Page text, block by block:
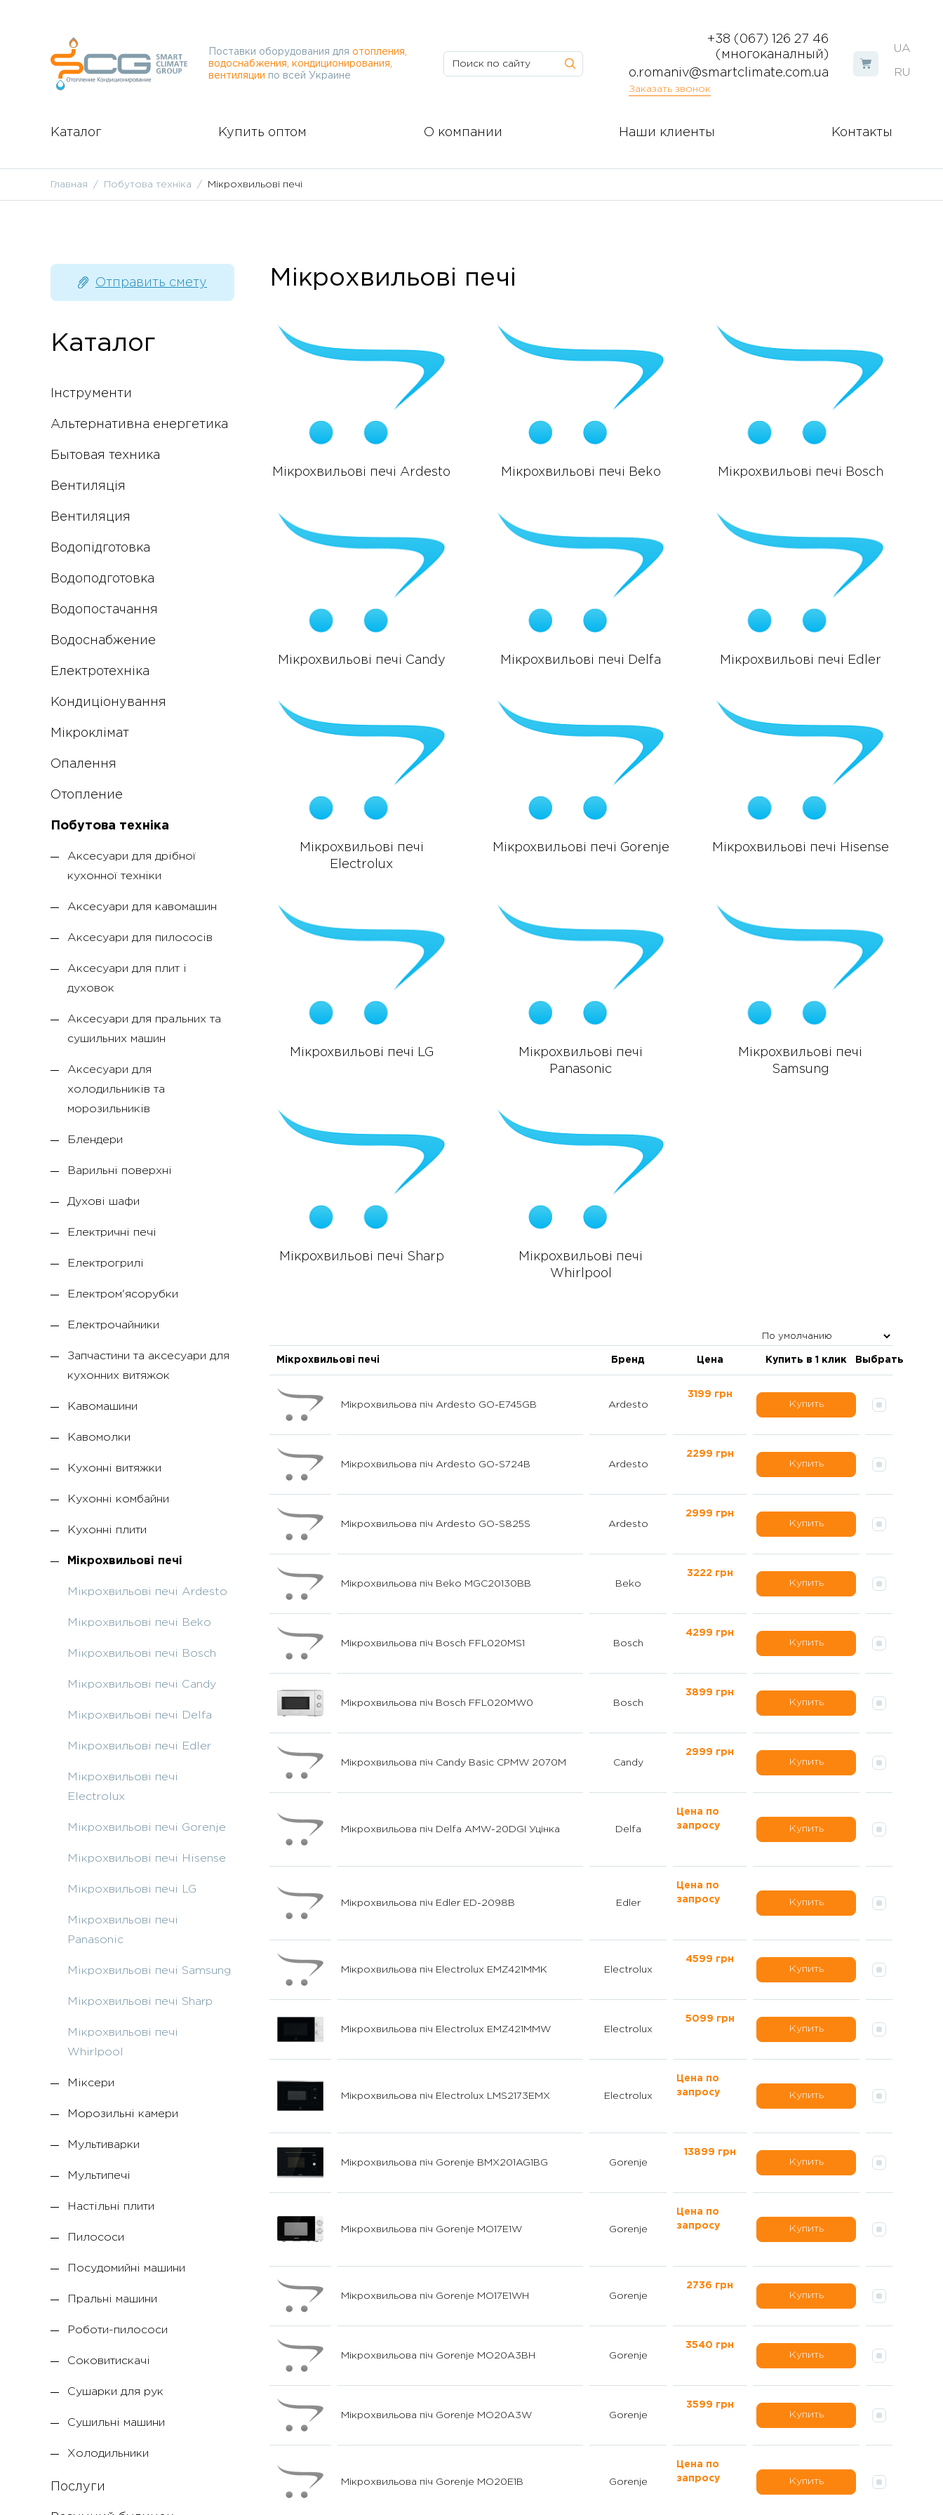
UA
RU
Поставки оборудования для отопления,
водоснабжения, кондиционирования,
вентиляции по всей Украине
+38 (067) 126 27 46
(многоканалный)
o.romaniv@smartclimate.com.ua
Заказать звонок
Каталог Купить оптом О компании Наши клиенты Контакты
Главная Побутова техніка Мікрохвильові печі
Отправить смету
Каталог
Інструменти
Альтернативна енергетика
Бытовая техника
Вентиляція
Вентиляция
Водопідготовка
Водоподготовка
Водопостачання
Водоснабжение
Електротехніка
Кондиціонування
Мікроклімат
Опалення
Отопление
Побутова техніка
Аксесуари для дрібної
кухонної техніки
Аксесуари для кавомашин
Аксесуари для пилососів
Аксесуари для плит і
духовок
Аксесуари для пральних та
сушильних машин
Аксесуари для
холодильників та
морозильників
Блендери
Варильні поверхні
Духові шафи
Електричні печі
Електрогрилі
Електром'ясорубки
Електрочайники
Запчастини та аксесуари для
кухонних витяжок
Кавомашини
Кавомолки
Кухонні витяжки
Кухонні комбайни
Кухонні плити
Мікрохвильові печі
Мікрохвильові печі Ardesto
Мікрохвильові печі Beko
Мікрохвильові печі Bosch
Мікрохвильові печі Candy
Мікрохвильові печі Delfa
Мікрохвильові печі Edler
Мікрохвильові печі
Electrolux
Мікрохвильові печі Gorenje
Мікрохвильові печі Hisense
Мікрохвильові печі LG
Мікрохвильові печі
Panasonic
Мікрохвильові печі Samsung
Мікрохвильові печі Sharp
Мікрохвильові печі
Whirlpool
Міксери
Морозильні камери
Мультиварки
Мультипечі
Настільні плити
Пилососи
Посудомийні машини
Пральні машини
Роботи-пилососи
Соковитискачі
Сушарки для рук
Сушильні машини
Холодильники
Послуги
Мікрохвильові печі
Мікрохвильові печі Ardesto Мікрохвильові печі Beko Мікрохвильові печі Bosch
Мікрохвильові печі Candy Мікрохвильові печі Delfa Мікрохвильові печі Edler
Мікрохвильові печі
Electrolux
Мікрохвильові печі Gorenje Мікрохвильові печі Hisense
Мікрохвильові печі LG
Мікрохвильові печі
Panasonic
Мікрохвильові печі
Samsung
Мікрохвильові печі Sharp
Мікрохвильові печі
Whirlpool
Мікрохвильові печі Бренд Цена Купить в 1 клик Выбрать
Мікрохвильова піч Ardesto GO-E745GB Ardesto
3199 грн
Купить
Мікрохвильова піч Ardesto GO-S724B Ardesto
2299 грн
Купить
Мікрохвильова піч Ardesto GO-S825S Ardesto
2999 грн
Купить
Мікрохвильова піч Beko MGC20130BB Beko
3222 грн
Купить
Мікрохвильова піч Bosch FFL020MS1 Bosch
4299 грн
Купить
Мікрохвильова піч Bosch FFL020MW0 Bosch
3899 грн
Купить
Мікрохвильова піч Candy Basic CPMW 2070M Candy
2999 грн
Купить
Мікрохвильова піч Delfa AMW-20DGI Уцінка Delfa
Цена по
запросу
Купить
Мікрохвильова піч Edler ED-2098B Edler
Цена по
запросу
Купить
Мікрохвильова піч Electrolux EMZ421MMK Electrolux
4599 грн
Купить
Мікрохвильова піч Electrolux EMZ421MMW Electrolux
5099 грн
Купить
Мікрохвильова піч Electrolux LMS2173EMX Electrolux
Цена по
запросу
Купить
Мікрохвильова піч Gorenje BMX201AG1BG Gorenje
13899 грн
Купить
Мікрохвильова піч Gorenje MO17E1W Gorenje
Цена по
запросу
Купить
Мікрохвильова піч Gorenje MO17E1WH Gorenje
2736 грн
Купить
Мікрохвильова піч Gorenje MO20A3BH Gorenje
3540 грн
Купить
Мікрохвильова піч Gorenje MO20A3W Gorenje
3599 грн
Купить
Мікрохвильова піч Gorenje MO20E1B Gorenje
Цена по
запросу
Купить